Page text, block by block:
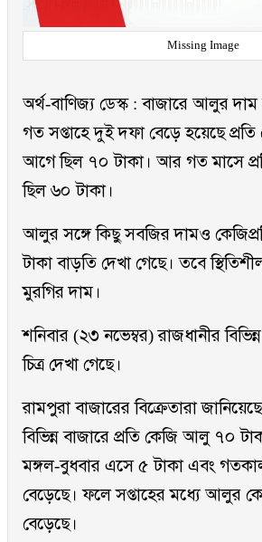
Missing Image
অর্থ-বাণিজ্য ডেস্ক : বাজারে আলুর
গত সপ্তাহে দুই দফা বেড়ে হয়েছে
আগে ছিল ৭০ টাকা। আর গত মাসে
ছিল ৬০ টাকা।
আলুর সঙ্গে কিছু সবজির দামও
টাকা বাড়তি দেখা গেছে। তবে
মুরগির দাম।
শনিবার (২৩ নভেম্বর) রাজধানীর
চিত্র দেখা গেছে।
রামপুরা বাজারের বিক্রেতারা
বিভিন্ন বাজারে প্রতি কেজি আলু ৭০
মঙ্গল-বুধবার এসে ৫ টাকা এবং
বেড়েছে। ফলে সপ্তাহের মধ্যে আলুর
বেড়েছে।